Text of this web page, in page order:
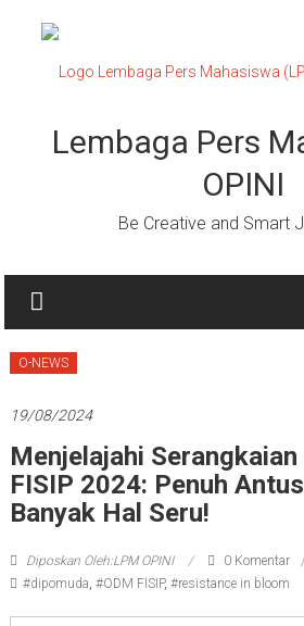
Lembaga Pers
OPINI
Be Creative and Smart
O-NEWS
19/08/2024
Menjelajahi
FISIP 2024: Penuh
Banyak Hal Seru!
Diposkan Oleh:LPM OPINI
0 Komentar
#dipomuda, #ODM FISIP, #resistance in bloom